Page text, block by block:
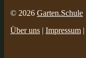
© 2026 Garten.Schule
Über uns | Impressum |